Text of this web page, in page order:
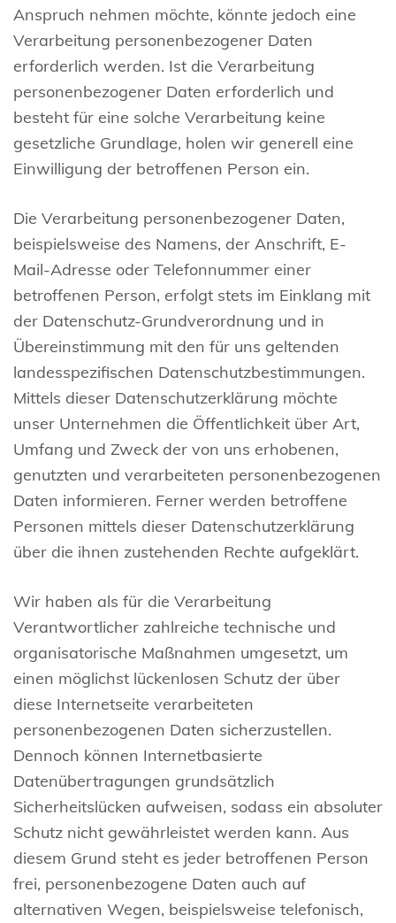
Anspruch nehmen möchte, könnte jedoch eine
Verarbeitung personenbezogener Daten
erforderlich werden. Ist die Verarbeitung
personenbezogener Daten erforderlich und
besteht für eine solche Verarbeitung keine
gesetzliche Grundlage, holen wir generell eine
Einwilligung der betroffenen Person ein.
Die Verarbeitung personenbezogener Daten,
beispielsweise des Namens, der Anschrift, E-
Mail-Adresse oder Telefonnummer einer
betroffenen Person, erfolgt stets im Einklang mit
der Datenschutz-Grundverordnung und in
Übereinstimmung mit den für uns geltenden
landesspezifischen Datenschutzbestimmungen.
Mittels dieser Datenschutzerklärung möchte
unser Unternehmen die Öffentlichkeit über Art,
Umfang und Zweck der von uns erhobenen,
genutzten und verarbeiteten personenbezogenen
Daten informieren. Ferner werden betroffene
Personen mittels dieser Datenschutzerklärung
über die ihnen zustehenden Rechte aufgeklärt.
Wir haben als für die Verarbeitung
Verantwortlicher zahlreiche technische und
organisatorische Maßnahmen umgesetzt, um
einen möglichst lückenlosen Schutz der über
diese Internetseite verarbeiteten
personenbezogenen Daten sicherzustellen.
Dennoch können Internetbasierte
Datenübertragungen grundsätzlich
Sicherheitslücken aufweisen, sodass ein absoluter
Schutz nicht gewährleistet werden kann. Aus
diesem Grund steht es jeder betroffenen Person
frei, personenbezogene Daten auch auf
alternativen Wegen, beispielsweise telefonisch,